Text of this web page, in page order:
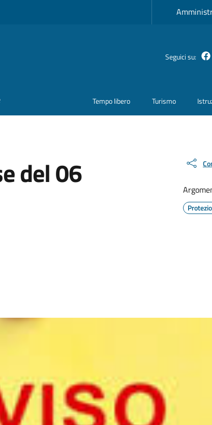
Seguici su:
Tempo libero Turismo
del 06